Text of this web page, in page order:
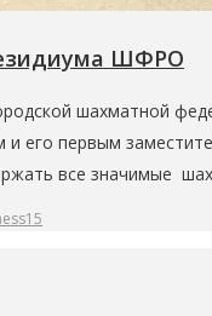
ШФРО
шахматной
и его первым
все значимые